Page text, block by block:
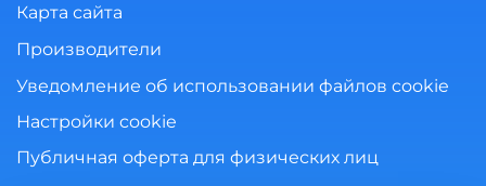
Карта сайта
Производители
Уведомление об использовании файлов cookie
Настройки cookie
Публичная оферта для физических лиц